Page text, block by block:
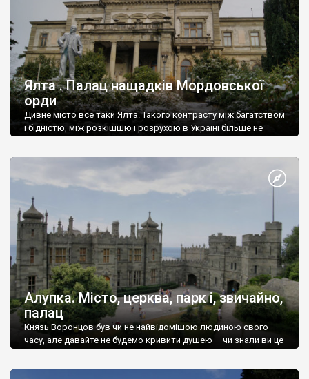
Ялта . Палац нащадків Мордовської
орди
Дивне місто все таки Ялта. Такого контрасту між багатством
і бідністю, між розкішшю і розрухою в Україні більше не
Алупка. Місто, церква, парк і, звичайно,
палац
Князь Воронцов був чи не найвідомішою людиною свого
часу, але давайте не будемо кривити душею – чи знали ви це